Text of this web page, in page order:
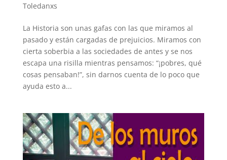
Toledanxs
La Historia son unas gafas con las que miramos al
pasado y están cargadas de prejuicios. Miramos con
cierta soberbia a las sociedades de antes y se nos
escapa una risilla mientras pensamos: “¡pobres, qué
cosas pensaban!”, sin darnos cuenta de lo poco que
ayuda esto a...